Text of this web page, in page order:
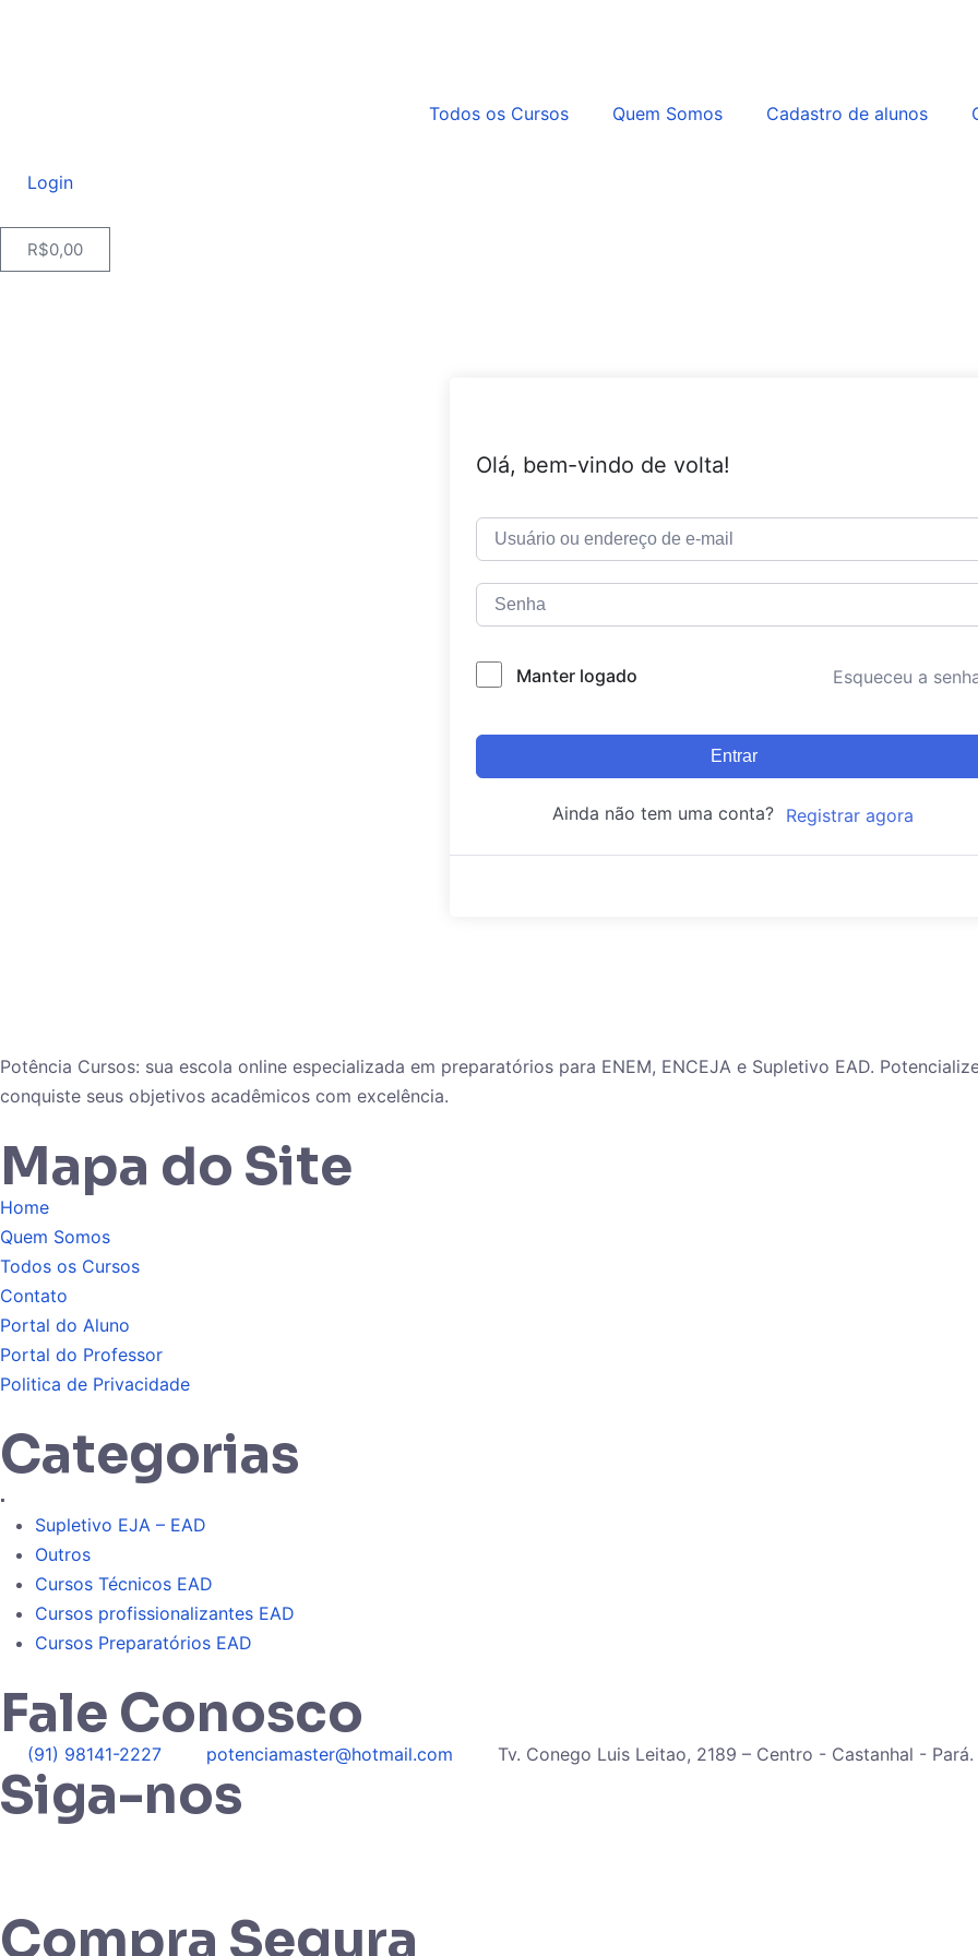
Todos os Cursos Quem Somos Cadastro de alunos
Login
R$0,00
Olá, bem-vindo de volta!
Manter logado Esqueceu a
Entrar
Ainda não tem uma conta? Registrar agora
Potência Cursos: sua escola online especializada em preparatórios para ENEM, ENCEJA e Supletivo EAD.
conquiste seus objetivos acadêmicos com excelência.
Mapa do Site
Home
Quem Somos
Todos os Cursos
Contato
Portal do Aluno
Portal do Professor
Politica de Privacidade
Categorias
.
Supletivo EJA – EAD
Outros
Cursos Técnicos EAD
Cursos profissionalizantes EAD
Cursos Preparatórios EAD
Fale Conosco
(91) 98141-2227 potenciamaster@hotmail.com Tv. Conego Luis Leitao, 2189 – Centro - Castanhal - Pará.
Siga-nos
Compra Segura